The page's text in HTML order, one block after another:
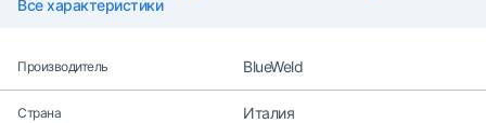
Все характеристики
Производитель BlueWeld
Страна Италия